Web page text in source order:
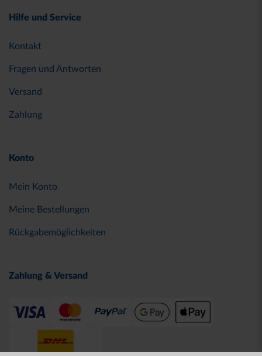
Hilfe und Service
Kontakt
Fragen und Antworten
Versand
Zahlung
Konto
Mein Konto
Meine Bestellungen
Rückgabemöglichkeiten
Zahlung & Versand